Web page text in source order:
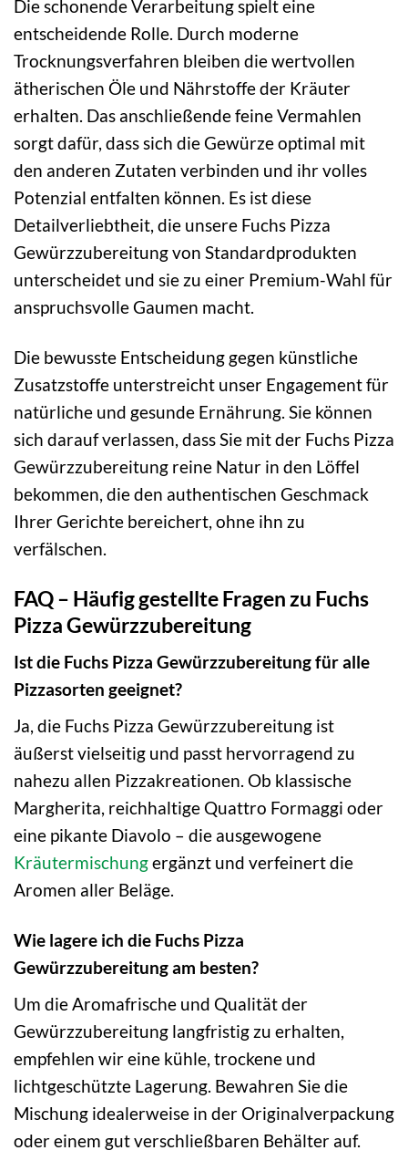
Die schonende Verarbeitung spielt eine
entscheidende Rolle. Durch moderne
Trocknungsverfahren bleiben die wertvollen
ätherischen Öle und Nährstoffe der Kräuter
erhalten. Das anschließende feine Vermahlen
sorgt dafür, dass sich die Gewürze optimal mit
den anderen Zutaten verbinden und ihr volles
Potenzial entfalten können. Es ist diese
Detailverliebtheit, die unsere Fuchs Pizza
Gewürzzubereitung von Standardprodukten
unterscheidet und sie zu einer Premium-Wahl für
anspruchsvolle Gaumen macht.
Die bewusste Entscheidung gegen künstliche
Zusatzstoffe unterstreicht unser Engagement für
natürliche und gesunde Ernährung. Sie können
sich darauf verlassen, dass Sie mit der Fuchs Pizza
Gewürzzubereitung reine Natur in den Löffel
bekommen, die den authentischen Geschmack
Ihrer Gerichte bereichert, ohne ihn zu
verfälschen.
FAQ – Häufig gestellte Fragen zu Fuchs
Pizza Gewürzzubereitung
Ist die Fuchs Pizza Gewürzzubereitung für alle
Pizzasorten geeignet?
Ja, die Fuchs Pizza Gewürzzubereitung ist
äußerst vielseitig und passt hervorragend zu
nahezu allen Pizzakreationen. Ob klassische
Margherita, reichhaltige Quattro Formaggi oder
eine pikante Diavolo – die ausgewogene
Kräutermischungergänzt und verfeinert die
Aromen aller Beläge.
Wie lagere ich die Fuchs Pizza
Gewürzzubereitung am besten?
Um die Aromafrische und Qualität der
Gewürzzubereitung langfristig zu erhalten,
empfehlen wir eine kühle, trockene und
lichtgeschützte Lagerung. Bewahren Sie die
Mischung idealerweise in der Originalverpackung
oder einem gut verschließbaren Behälter auf.